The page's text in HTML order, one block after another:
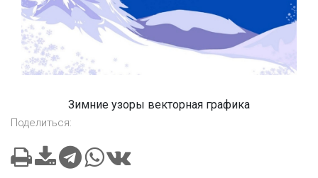
Зимние узоры векторная графика
Поделиться: